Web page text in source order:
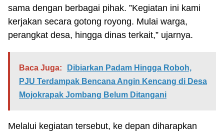
sama dengan berbagai pihak. ”Kegiatan ini kami
kerjakan secara gotong royong. Mulai warga,
perangkat desa, hingga dinas terkait,” ujarnya.
Baca Juga:
Dibiarkan Padam Hingga Roboh,
PJU Terdampak Bencana Angin Kencang di Desa
Mojokrapak Jombang Belum Ditangani
Melalui kegiatan tersebut, ke depan diharapkan